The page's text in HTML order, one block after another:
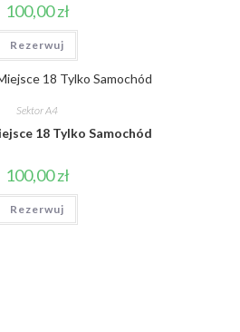
100,00zł
Rezerwuj
Sektor A4
18 Tylko Samochód
100,00zł
Rezerwuj